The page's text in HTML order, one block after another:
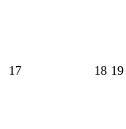
17 18 19